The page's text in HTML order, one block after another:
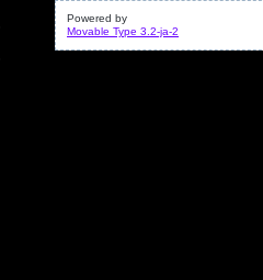
Powered by
Movable Type 3.2-ja-2